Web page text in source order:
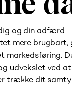
efter en
ikke er
til at